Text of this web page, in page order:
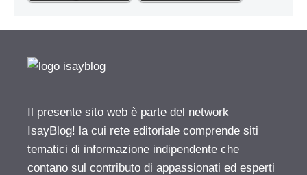
Il presente sito web è parte del network
IsayBlog! la cui rete editoriale comprende siti
tematici di informazione indipendente che
contano sul contributo di appassionati ed esperti